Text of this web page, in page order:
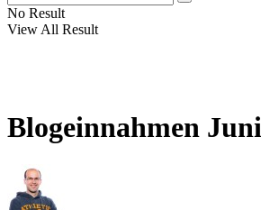
No Result
View All Result
Blogeinnahmen